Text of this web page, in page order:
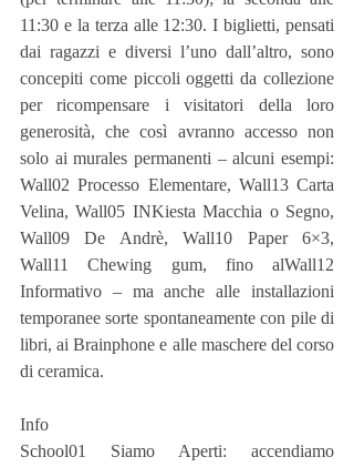
11:30 e la terza alle 12:30. I biglietti, pensati
dai ragazzi e diversi l’uno dall’altro, sono
concepiti come piccoli oggetti da collezione
per ricompensare i visitatori della loro
generosità, che così avranno accesso non
solo ai murales permanenti – alcuni esempi:
Wall02 Processo Elementare, Wall13 Carta
Velina, Wall05 INKiesta Macchia o Segno,
Wall09 De Andrè, Wall10 Paper 6×3,
Wall11 Chewing gum, fino alWall12
Informativo – ma anche alle installazioni
temporanee sorte spontaneamente con pile di
libri, ai Brainphone e alle maschere del corso
di ceramica.
Info
School01 Siamo Aperti: accendiamo